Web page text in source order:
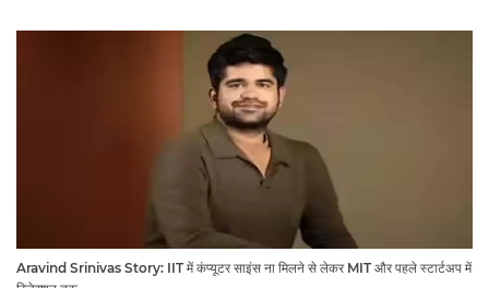
Aravind Srinivas Story: IIT में कंप्यूटर साइंस ना मिलने से लेकर MIT और पहले स्टार्टअप में